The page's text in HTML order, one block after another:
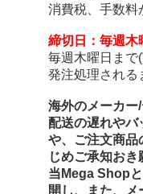
消費税、手数料
締切日：毎週木
毎週木曜日まで
発注処理される
海外のメーカー
配送の遅れやバ
や、ご注文商品
じめご承知おき
当Mega Shop
開し、また、